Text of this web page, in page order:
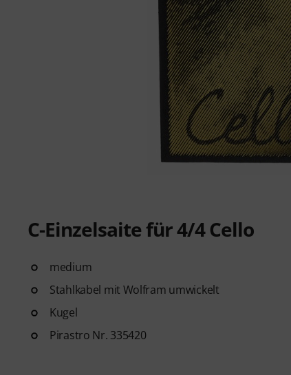
C-Einzelsaite für 4/4 Cello
medium
Stahlkabel mit Wolfram umwickelt
Kugel
Pirastro Nr. 335420